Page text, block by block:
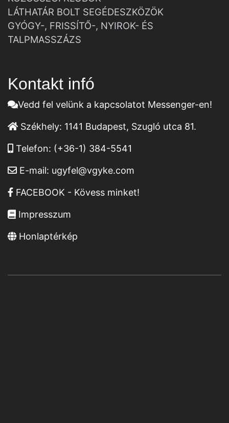
LÁTHATÁR BOLT SEGÉDESZKÖZÖK
GYÓGY-, FRISSÍTŐ-, NYIROK- ÉS
TALPMASSZÁZS
Kontakt infó
Vedd fel velünk a kapcsolatot Messenger-en!
Székhely: 1141 Budapest, Szugló utca 81.
Telefon: (+36-1) 384-5541
E-mail: ugyfel@vgyke.com
FACEBOOK - Kövess minket!
Impresszum
Honlaptérkép